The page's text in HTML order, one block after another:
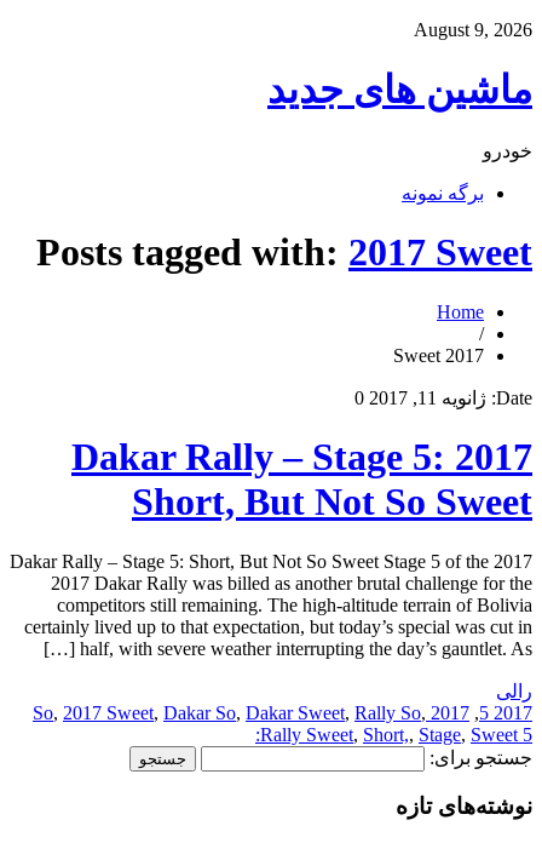
August 9, 2026
ماشین های جدید
خودرو
برگه نمونه
Posts tagged with: 2017 Sweet
Home
/
2017 Sweet
Date: ژانویه 11, 2017 0
2017 Dakar Rally – Stage 5:
Short, But Not So Sweet
2017 Dakar Rally – Stage 5: Short, But Not So Sweet Stage 5 of the
2017 Dakar Rally was billed as another brutal challenge for the
competitors still remaining. The high-altitude terrain of Bolivia
certainly lived up to that expectation, but today’s special was cut in
half, with severe weather interrupting the day’s gauntlet. As […]
رالی
2017 5
,
2017 So
, 2017 Sweet, Dakar So, Dakar Sweet, Rally So,
Rally Sweet, Short,, Stage, Sweet 5:
جستجو برای:
نوشته‌های تازه